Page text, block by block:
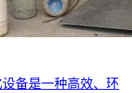
备是一种高效、环